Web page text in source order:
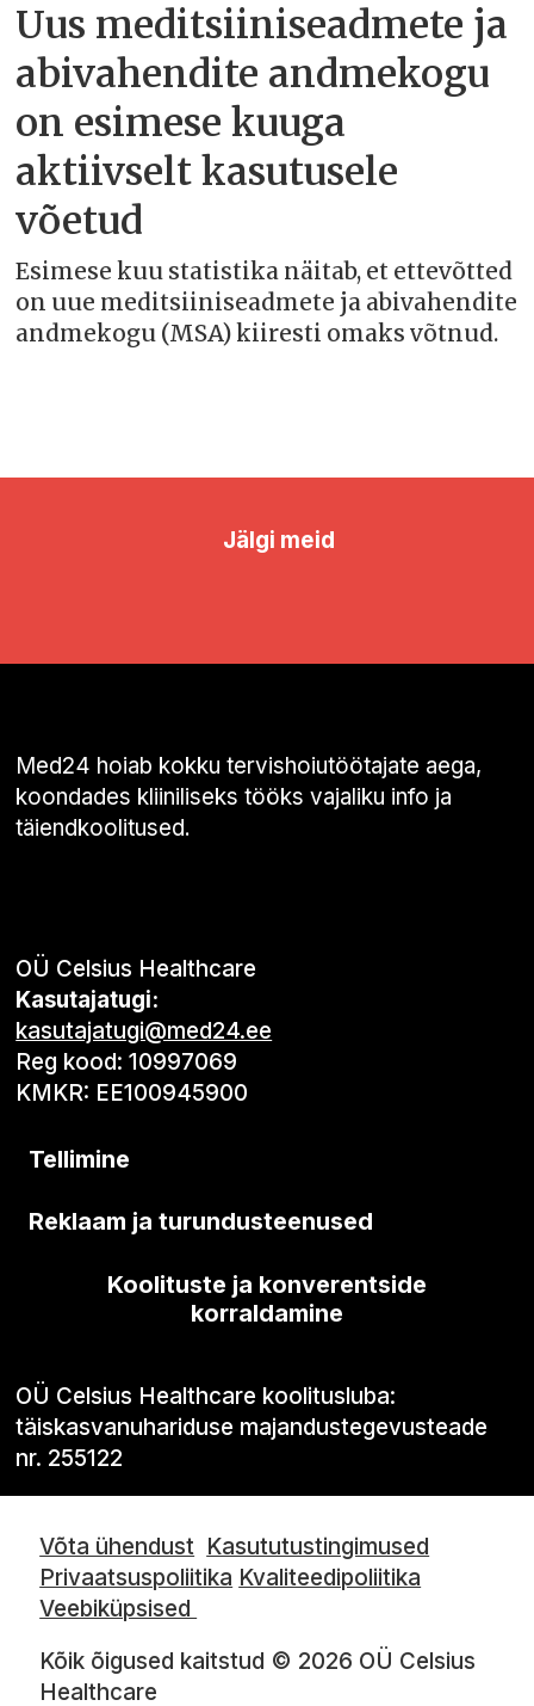
Uus meditsiiniseadmete ja
abivahendite andmekogu
on esimese kuuga
aktiivselt kasutusele
võetud
Esimese kuu statistika näitab, et ettevõtted
on uue meditsiiniseadmete ja abivahendite
andmekogu (MSA) kiiresti omaks võtnud.
Jälgi meid
Med24 hoiab kokku tervishoiutöötajate aega,
koondades kliiniliseks tööks vajaliku info ja
täiendkoolitused.
OÜ Celsius Healthcare
Kasutajatugi:
kasutajatugi@med24.ee
Reg kood: 10997069
KMKR: EE100945900
Tellimine
Reklaam ja turundusteenused
Koolituste ja konverentside
korraldamine
OÜ Celsius Healthcare koolitusluba:
täiskasvanuhariduse majandustegevusteade
nr. 255122
Võta ühendust Kasututustingimused
Privaatsuspoliitika Kvaliteedipoliitika
Veebiküpsised
Kõik õigused kaitstud © 2026 OÜ Celsius
Healthcare